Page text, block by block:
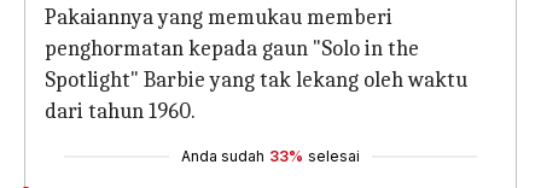
Pakaiannya yang memukau memberi
penghormatan kepada gaun "Solo in the
Spotlight" Barbie yang tak lekang oleh waktu
dari tahun 1960.
Anda sudah 33% selesai